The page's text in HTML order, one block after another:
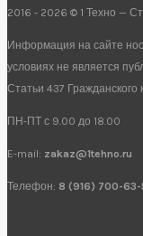
2016 - 2026 © 1 Техно —
Информация на сайте
условиях не является
Статьи 437 Гражданского
ПН-ПТ с 9.00 до 18.00
E-mail: zakaz@1tehno.ru
Телефон: 8 (916) 700-